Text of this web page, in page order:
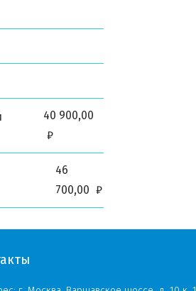
40 900,00
₽
46
700,00 ₽